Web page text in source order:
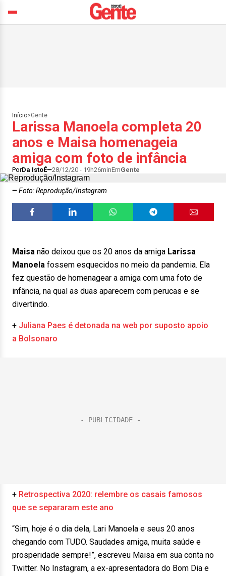
Início>Gente
Larissa Manoela completa 20
anos e Maisa homenageia
amiga com foto de infância
PorDa IstoÉ 28/12/20 - 19h26minEmGente
Foto: Reprodução/Instagram
Maisa não deixou que os 20 anos da amiga Larissa
Manoela fossem esquecidos no meio da pandemia. Ela
fez questão de homenagear a amiga com uma foto de
infância, na qual as duas aparecem com perucas e se
divertindo.
+ Juliana Paes é detonada na web por suposto apoio
a Bolsonaro
+ Retrospectiva 2020: relembre os casais famosos
que se separaram este ano
“Sim, hoje é o dia dela, Lari Manoela e seus 20 anos
chegando com TUDO. Saudades amiga, muita saúde e
prosperidade sempre!”, escreveu Maisa em sua conta no
Twitter. No Instagram, a ex-apresentadora do Bom Dia e